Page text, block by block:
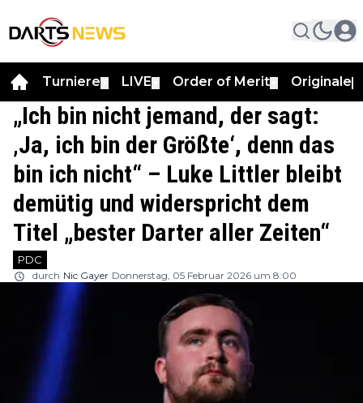
Turniere LIVE Order of Merit Originale
„Ich bin nicht jemand, der sagt:
‚Ja, ich bin der Größte‘, denn das
bin ich nicht“ – Luke Littler bleibt
demütig und widerspricht dem
Titel „bester Darter aller Zeiten“
PDC
durch Nic Gayer Donnerstag, 05 Februar 2026 um 8:00